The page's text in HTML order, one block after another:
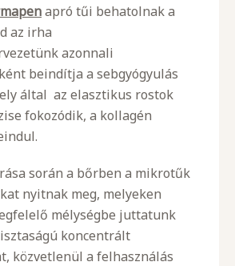
apró tűi behatolnak a
az irha
azonnali
beindítja a sebgyógyulás
által az elasztikus rostok
fokozódik, a kollagén
során a bőrben a mikrotűk
nyitnak meg, melyeken
mélységbe juttatunk
koncentrált
közvetlenül a felhasználás